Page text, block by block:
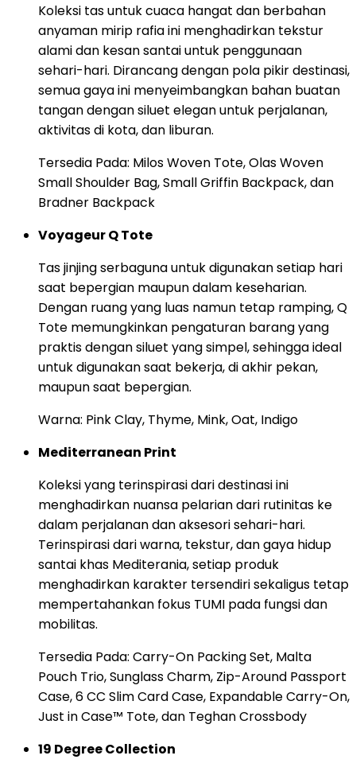
Koleksi tas untuk cuaca hangat dan berbahan
anyaman mirip rafia ini menghadirkan tekstur
alami dan kesan santai untuk penggunaan
sehari-hari. Dirancang dengan pola pikir destinasi,
semua gaya ini menyeimbangkan bahan buatan
tangan dengan siluet elegan untuk perjalanan,
aktivitas di kota, dan liburan.
Tersedia Pada: Milos Woven Tote, Olas Woven
Small Shoulder Bag, Small Griffin Backpack, dan
Bradner Backpack
Voyageur Q Tote
Tas jinjing serbaguna untuk digunakan setiap hari
saat bepergian maupun dalam keseharian.
Dengan ruang yang luas namun tetap ramping, Q
Tote memungkinkan pengaturan barang yang
praktis dengan siluet yang simpel, sehingga ideal
untuk digunakan saat bekerja, di akhir pekan,
maupun saat bepergian.
Warna: Pink Clay, Thyme, Mink, Oat, Indigo
Mediterranean Print
Koleksi yang terinspirasi dari destinasi ini
menghadirkan nuansa pelarian dari rutinitas ke
dalam perjalanan dan aksesori sehari-hari.
Terinspirasi dari warna, tekstur, dan gaya hidup
santai khas Mediterania, setiap produk
menghadirkan karakter tersendiri sekaligus tetap
mempertahankan fokus TUMI pada fungsi dan
mobilitas.
Tersedia Pada: Carry-On Packing Set, Malta
Pouch Trio, Sunglass Charm, Zip-Around Passport
Case, 6 CC Slim Card Case, Expandable Carry-On,
Just in Case™ Tote, dan Teghan Crossbody
19 Degree Collection